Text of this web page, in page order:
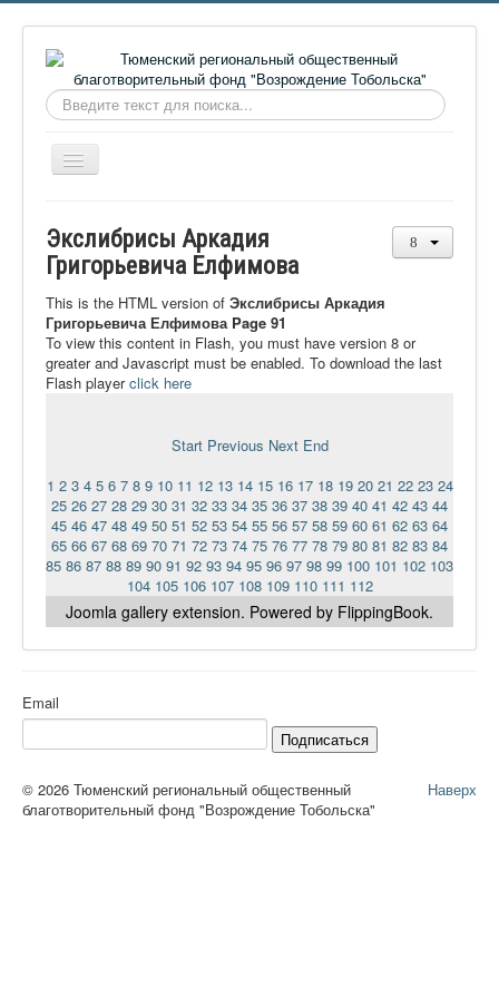
Искать...
Включить/
выключить
О фонде
Видеоматериалы
Контакты
Ермаковополе.рф
Экслибрисы Аркадия
Григорьевича Елфимова
This is the HTML version of Экслибрисы Аркадия
Григорьевича Елфимова Page 91
To view this content in Flash, you must have version 8 or
greater and Javascript must be enabled. To download the last
Flash playerclick here
Start Previous Next End
1 2 3 4 5 6 7 8 9 10 11 12 13 14 15 16 17 18 19 20 21 22 23 24
25 26 27 28 29 30 31 32 33 34 35 36 37 38 39 40 41 42 43 44
45 46 47 48 49 50 51 52 53 54 55 56 57 58 59 60 61 62 63 64
65 66 67 68 69 70 71 72 73 74 75 76 77 78 79 80 81 82 83 84
85 86 87 88 89 90 91 92 93 94 95 96 97 98 99 100 101 102 103
104 105 106 107 108 109 110 111 112
Joomla gallery extension. Powered by FlippingBook.
Email
Подписаться
Наверх
© 2026 Тюменский региональный общественный
благотворительный фонд "Возрождение Тобольска"